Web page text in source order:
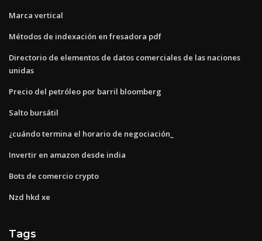
Marca vertical
Métodos de indexación en fresadora pdf
Directorio de elementos de datos comerciales de las naciones
unidas
Precio del petróleo por barril bloomberg
Salto bursátil
¿cuándo termina el horario de negociación_
Invertir en amazon desde india
Bots de comercio crypto
Nzd hkd xe
Tags